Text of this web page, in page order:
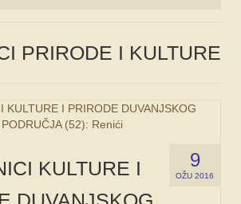
PRIRODE I KULTURE
9
OŽU 2016
KULTURE I